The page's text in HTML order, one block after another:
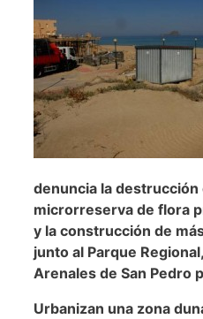
denuncia la destrucción
microrreserva de flora
y la construcción de
junto al Parque
Arenales de San Pedro
Urbanizan una zona